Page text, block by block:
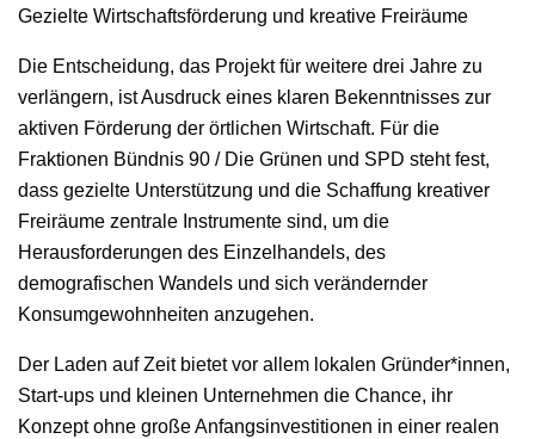
Gezielte Wirtschaftsförderung und kreative Freiräume
Die Entscheidung, das Projekt für weitere drei Jahre zu
verlängern, ist Ausdruck eines klaren Bekenntnisses zur
aktiven Förderung der örtlichen Wirtschaft. Für die
Fraktionen Bündnis 90 / Die Grünen und SPD steht fest,
dass gezielte Unterstützung und die Schaffung kreativer
Freiräume zentrale Instrumente sind, um die
Herausforderungen des Einzelhandels, des
demografischen Wandels und sich verändernder
Konsumgewohnheiten anzugehen.
Der Laden auf Zeit bietet vor allem lokalen Gründer*innen,
Start-ups und kleinen Unternehmen die Chance, ihr
Konzept ohne große Anfangsinvestitionen in einer realen